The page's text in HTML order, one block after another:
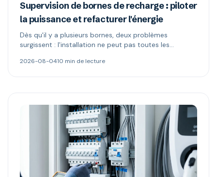
Supervision de bornes de recharge : piloter
la puissance et refacturer l'énergie
Dès qu'il y a plusieurs bornes, deux problèmes
surgissent : l'installation ne peut pas toutes les
paie. Délestage dynamique, comptage MID et schémas
2026-08-0410 min de lecture